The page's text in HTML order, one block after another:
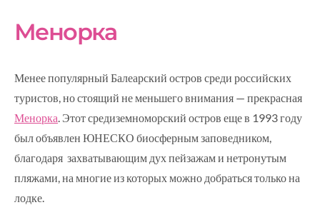
Менорка
Менее популярный Балеарский остров среди российских
туристов, но стоящий не меньшего внимания — прекрасная
Менорка. Этот средиземноморский остров еще в 1993 году
был объявлен ЮНЕСКО биосферным заповедником,
благодаря захватывающим дух пейзажам и нетронутым
пляжами, на многие из которых можно добраться только на
лодке.